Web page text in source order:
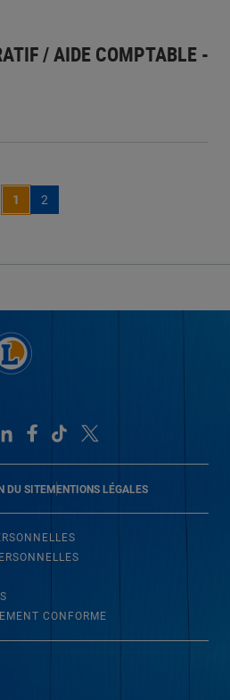
/ AIDE COMPTABLE -
1 2
DU SITEMENTIONS LÉGALES
CONFORME